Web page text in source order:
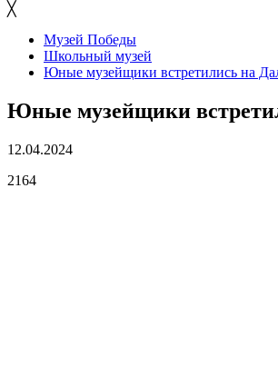
╳
Музей Победы
Школьный музей
Юные музейщики встретились на
Юные музейщики
12.04.2024
2164